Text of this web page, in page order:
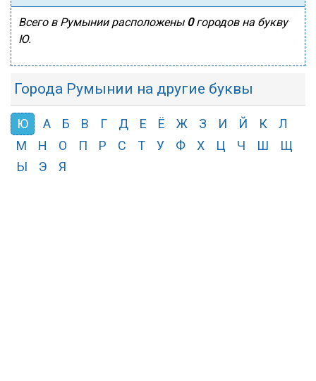
Всего в Румынии расположены 0городов на букву
Ю.
Города Румынии на другие буквы
Ю А Б В Г Д Е Ё Ж З И Й К
Л
М
Н О П Р С Т У Ф Х Ц Ч Ш
Щ
Ы
Э Я